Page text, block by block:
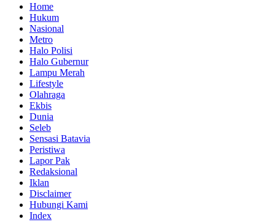
Home
Hukum
Nasional
Metro
Halo Polisi
Halo Gubernur
Lampu Merah
Lifestyle
Olahraga
Ekbis
Dunia
Seleb
Sensasi Batavia
Peristiwa
Lapor Pak
Redaksional
Iklan
Disclaimer
Hubungi Kami
Index